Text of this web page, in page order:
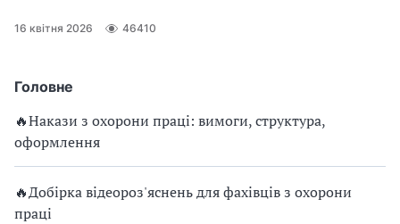
Головне
🔥Накази з охорони праці: вимоги, структура,
оформлення
🔥Добірка відеороз'яснень для фахівців з охорони
праці
знайдете зразок такого плану
16 квітня 2026 46410